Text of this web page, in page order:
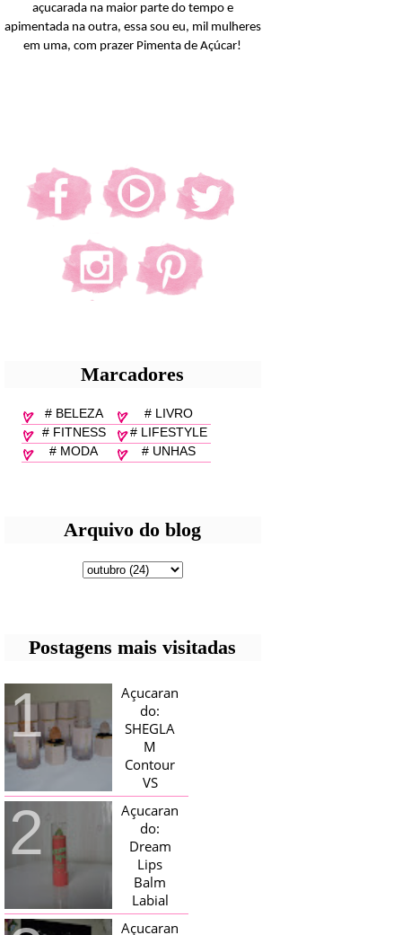
açucarada na maior parte do tempo e
apimentada na outra, essa sou eu, mil mulheres
em uma, com prazer Pimenta de Açúcar!
Marcadores
# BELEZA
# LIVRO
# FITNESS
# LIFESTYLE
# MODA
# UNHAS
Arquivo do blog
Postagens mais visitadas
Açucaran
do:
SHEGLA
M
Contour
VS
Bronzer!
HELLO AÇUCARADAS, E NESTE
MÊS CHEGOU AQUI EM CASA UMA
CAIXA RECHEADA DE SHEGLAM,
TINHA BLUSH, ILUMINADORES E
TODOS OS BRONZER E
CONTORNOS ...
Açucaran
do:
Dream
Lips
Balm
Labial
Magico
Açucaran